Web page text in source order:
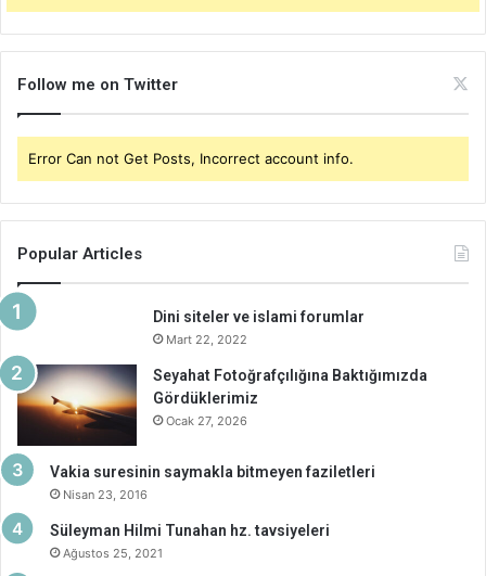
Follow me on Twitter
Error Can not Get Posts, Incorrect account info.
Popular Articles
Dini siteler ve islami forumlar
Mart 22, 2022
Seyahat Fotoğrafçılığına Baktığımızda
Gördüklerimiz
Ocak 27, 2026
Vakia suresinin saymakla bitmeyen faziletleri
Nisan 23, 2016
Süleyman Hilmi Tunahan hz. tavsiyeleri
Ağustos 25, 2021